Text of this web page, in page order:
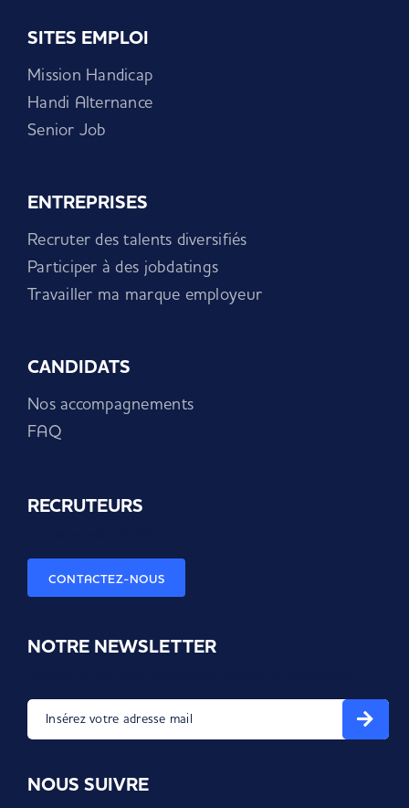
SITES EMPLOI
Mission Handicap
Handi Alternance
Senior Job
ENTREPRISES
Recruter des talents diversifiés
Participer à des jobdatings
Travailler ma marque employeur
CANDIDATS
Nos accompagnements
FAQ
RECRUTEURS
CONTACTEZ-NOUS
NOTRE NEWSLETTER
Insérez votre adresse mail
NOUS SUIVRE